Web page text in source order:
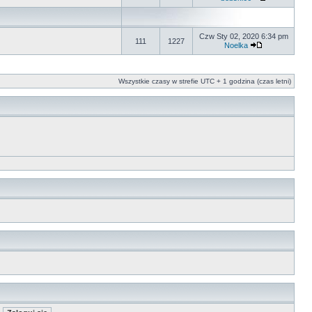
111 1227
Czw Sty 02, 2020 6:34 pm
Noelka
Wszystkie czasy w strefie UTC + 1 godzina (czas letni)